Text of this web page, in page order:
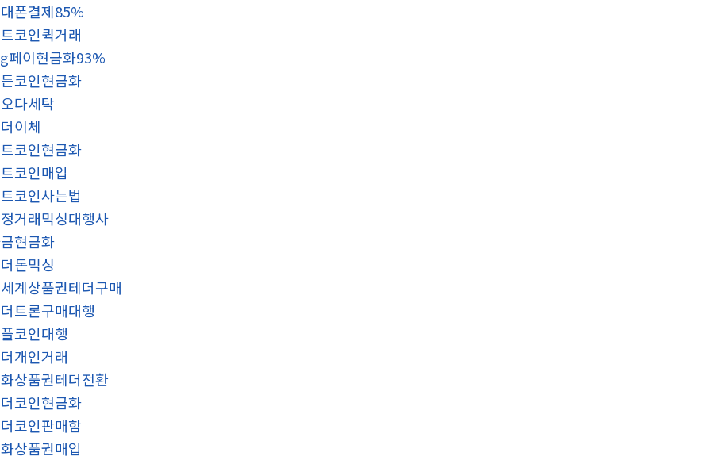
폰결제85%
코인퀵거래
페이현금화93%
코인현금화
다세탁
이체
코인현금화
코인매입
코인사는법
거래믹싱대행사
현금화
돈믹싱
계상품권테더구매
트론구매대행
코인대행
개인거래
상품권테더전환
코인현금화
코인판매함
상품권매입